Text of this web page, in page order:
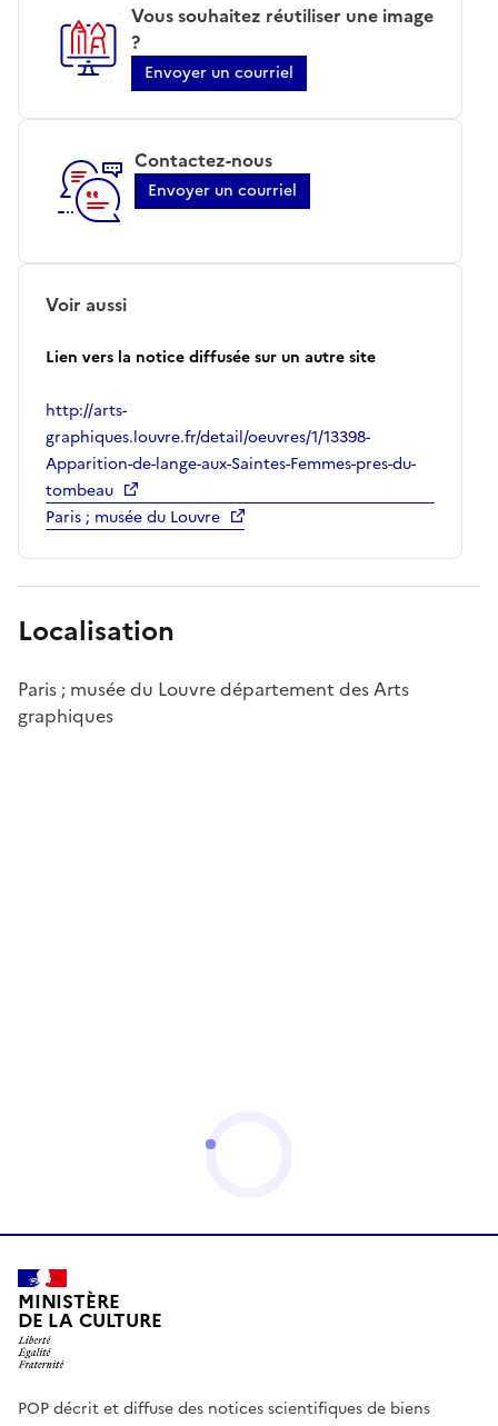
Vous souhaitez réutiliser une image
?
Envoyer un courriel
Contactez-nous
Envoyer un courriel
Voir aussi
Lien vers la notice diffusée sur un autre site
http://arts-
graphiques.louvre.fr/detail/oeuvres/1/13398-
Apparition-de-lange-aux-Saintes-Femmes-pres-du-
tombeau
Paris ; musée du Louvre
Localisation
Paris ; musée du Louvre département des Arts
graphiques
MINISTÈRE
DE LA CULTURE
POP décrit et diffuse des notices scientifiques de biens